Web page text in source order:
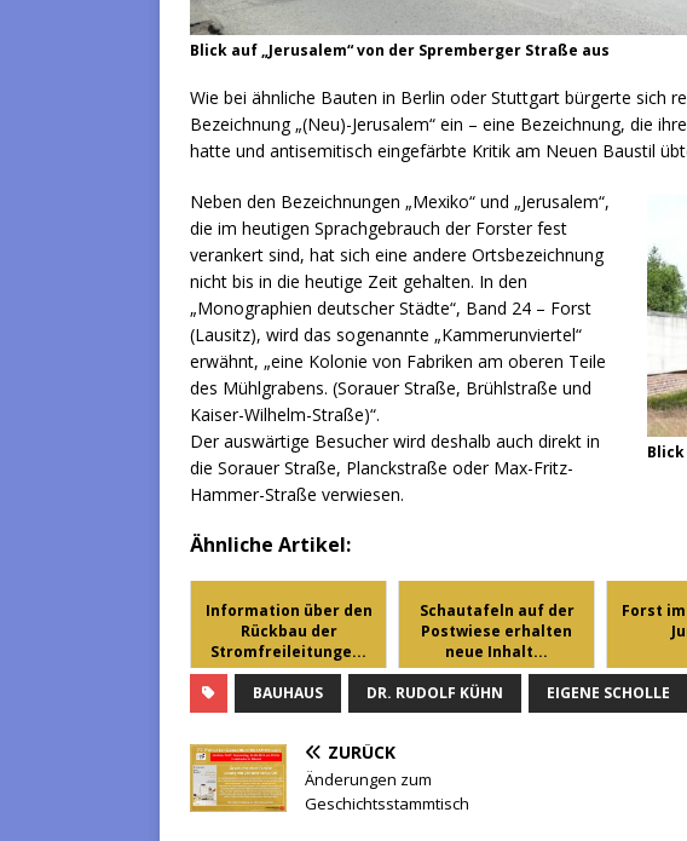
Blick auf „Jerusalem“ von der Spremberger Straße aus
Wie bei ähnliche Bauten in Berlin oder Stuttgart bürgerte sich
Bezeichnung „(Neu)-Jerusalem“ ein – eine Bezeichnung, die
hatte und antisemitisch eingefärbte Kritik am Neuen Baustil
Neben den Bezeichnungen „Mexiko“ und „Jerusalem“,
die im heutigen Sprachgebrauch der Forster fest
verankert sind, hat sich eine andere Ortsbezeichnung
nicht bis in die heutige Zeit gehalten. In den
„Monographien deutscher Städte“, Band 24 – Forst
(Lausitz), wird das sogenannte „Kammerunviertel“
erwähnt, „eine Kolonie von Fabriken am oberen Teile
des Mühlgrabens. (Sorauer Straße, Brühlstraße und
Kaiser-Wilhelm-Straße)“.
Der auswärtige Besucher wird deshalb auch direkt in
die Sorauer Straße, Planckstraße oder Max-Fritz-
Hammer-Straße verwiesen.
Ähnliche Artikel:
Information über den
Rückbau der
Stromfreileitunge...
Schautafeln auf der
Postwiese erhalten
neue Inhalt...
Forst
BAUHAUS DR. RUDOLF KÜHN EIGENE SCHOLLE
ZURÜCK
Änderungen zum
Geschichtsstammtisch